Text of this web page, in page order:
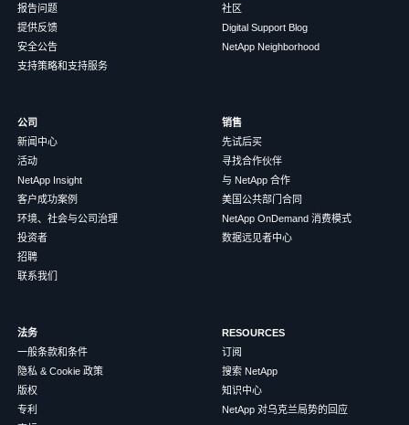
报告问题
提供反馈
安全公告
支持策略和支持服务
社区
Digital Support Blog
NetApp Neighborhood
公司
新闻中心
活动
NetApp Insight
客户成功案例
环境、社会与公司治理
投资者
招聘
联系我们
销售
先试后买
寻找合作伙伴
与 NetApp 合作
美国公共部门合同
NetApp OnDemand 消费模式
数据远见者中心
法务
一般条款和条件
隐私 & Cookie 政策
版权
专利
RESOURCES
订阅
搜索 NetApp
知识中心
NetApp 对乌克兰局势的回应